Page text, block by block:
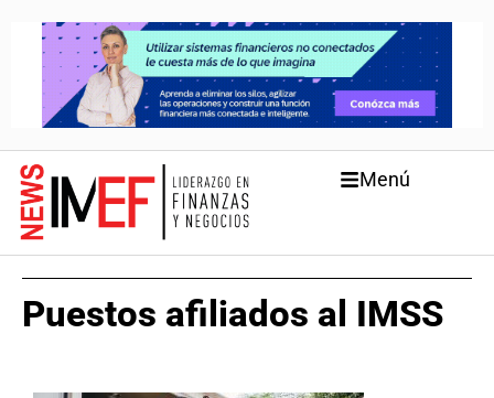
Menú
Puestos afiliados al IMSS